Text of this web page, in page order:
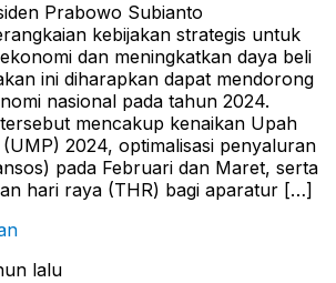
Prabowo Subianto
kebijakan strategis untuk
dan meningkatkan daya beli
ini diharapkan dapat mendorong
nasional pada tahun 2024.
mencakup kenaikan Upah
2024, optimalisasi penyaluran
pada Februari dan Maret, serta
hari raya (THR) bagi aparatur […]
lalu